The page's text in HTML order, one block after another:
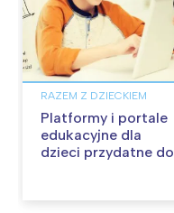
RAZEM Z DZIECKIEM
Platformy i portale
edukacyjne dla
dzieci przydatne do